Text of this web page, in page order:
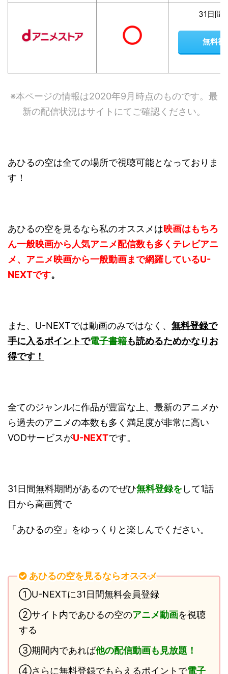
31日間
無料視
※本ページの情報は2020年9月時点のものです。最
新の配信状況はサイトにてご確認ください。
あひるの空は全ての場所で視聴可能となっておりま
す！
あひるの空を見るなら私のオススメは映画はもちろ
ん一般映画から人気アニメ配信数も多くテレビアニ
メ、アニメ映画から一般動画まで網羅しているU-
NEXTです。
また、U-NEXTでは動画のみではなく、 無料登録で
手に入るポイントで電子書籍も読めるためかなりお
得です！
全てのジャンルに作品が豊富な上、最新のアニメか
ら過去のアニメの本数も多く満足度が非常に高い
VODサービスがU-NEXTです。
31日間無料期間があるのでぜひ無料登録を して1話
目から高画質で
「あひるの空」をゆっくりと楽しんでください。
あひるの空を見るならオススメ
①U-NEXTに31日間無料会員登録
②サイト内であひるの空のアニメ動画を視聴
する
③期間内であれば他の配信動画も見放題！
④さらに無料登録でもらえるポイント で電子